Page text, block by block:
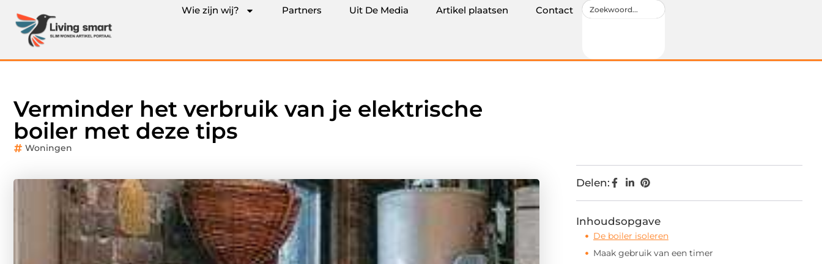
Wie zijn wij? Partners Uit De Media Artikel plaatsen Contact
Verminder het verbruik van je elektrische
boiler met deze tips
Woningen
Delen:
Inhoudsopgave
De boiler isoleren
Maak gebruik van een timer